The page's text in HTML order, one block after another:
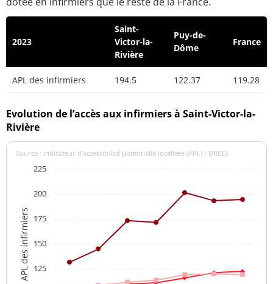
2023
Saint-
Victor-la-
Rivière
Puy-de-
Dôme
France
APL des infirmiers 194.5 122.37 119.28
Evolution de l’accès aux infirmiers à Saint-Victor-la-
Rivière
APL des infirmiers
Source : indicateur d’accessibilité potentielle localisée (APL) - DREES
125
150
175
200
225